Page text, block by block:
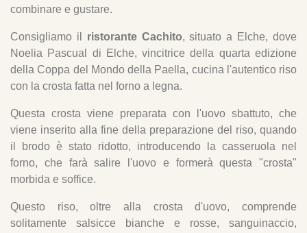
combinare e gustare.
Consigliamo il ristorante Cachito, situato a Elche, dove
Noelia Pascual di Elche, vincitrice della quarta edizione
della Coppa del Mondo della Paella, cucina l'autentico riso
con la crosta fatta nel forno a legna.
Questa crosta viene preparata con l'uovo sbattuto, che
viene inserito alla fine della preparazione del riso, quando
il brodo è stato ridotto, introducendo la casseruola nel
forno, che farà salire l'uovo e formerà questa "crosta"
morbida e soffice.
Questo riso, oltre alla crosta d'uovo, comprende
solitamente salsicce bianche e rosse, sanguinaccio,